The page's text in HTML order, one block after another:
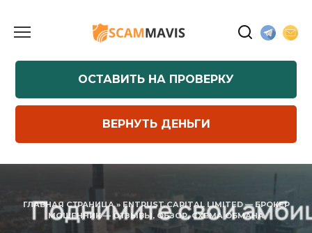
содержанию
ОСТАВИТЬ НА ПРОВЕРКУ
ВЕРНУТЬ ДЕНЬГИ
ГЛАВНАЯ СТРАНИЦА» ENTRUST CAPITAL LIMITED — БРОКЕР
МОШЕННИК — ОТЗЫВЫ, ОБЗОР, СХЕМА ОБМАНА